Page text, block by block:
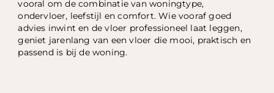
vooral om de combinatie van woningtype,
ondervloer, leefstijl en comfort. Wie vooraf goed
advies inwint en de vloer professioneel laat leggen,
geniet jarenlang van een vloer die mooi, praktisch en
passend is bij de woning.